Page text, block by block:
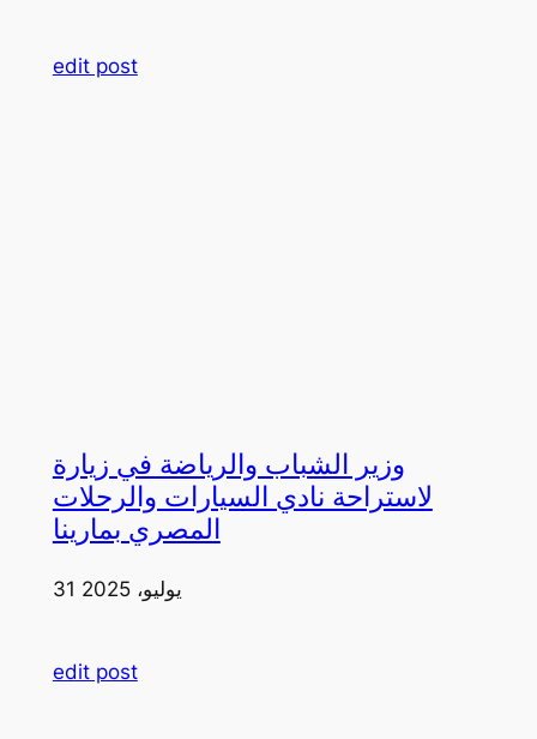
edit post
وزير الشباب والرياضة في زيارة
لاستراحة نادي السيارات والرحلات
المصري بمارينا
31 يوليو، 2025
edit post